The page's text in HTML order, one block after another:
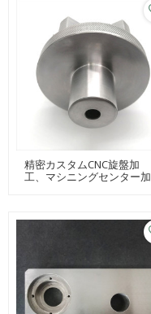
精密カスタムCNC旋盤加
工、マシニングセンター加